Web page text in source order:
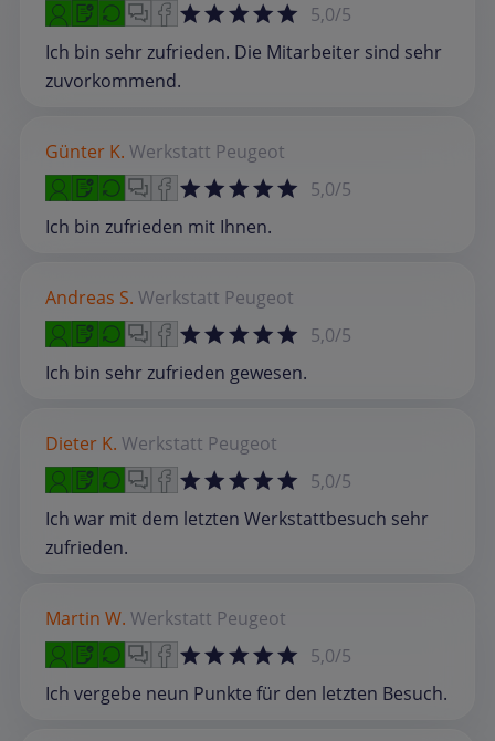
5,0/5
Ich bin sehr zufrieden. Die Mitarbeiter sind sehr
zuvorkommend.
Günter K. Werkstatt Peugeot
5,0/5
Ich bin zufrieden mit Ihnen.
Andreas S. Werkstatt Peugeot
5,0/5
Ich bin sehr zufrieden gewesen.
Dieter K. Werkstatt Peugeot
5,0/5
Ich war mit dem letzten Werkstattbesuch sehr
zufrieden.
Martin W. Werkstatt Peugeot
5,0/5
Ich vergebe neun Punkte für den letzten Besuch.